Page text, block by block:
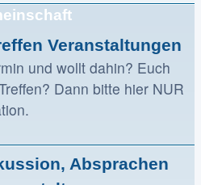
Veranstaltungen
und wollt dahin? Euch
Dann bitte hier NUR
Absprachen